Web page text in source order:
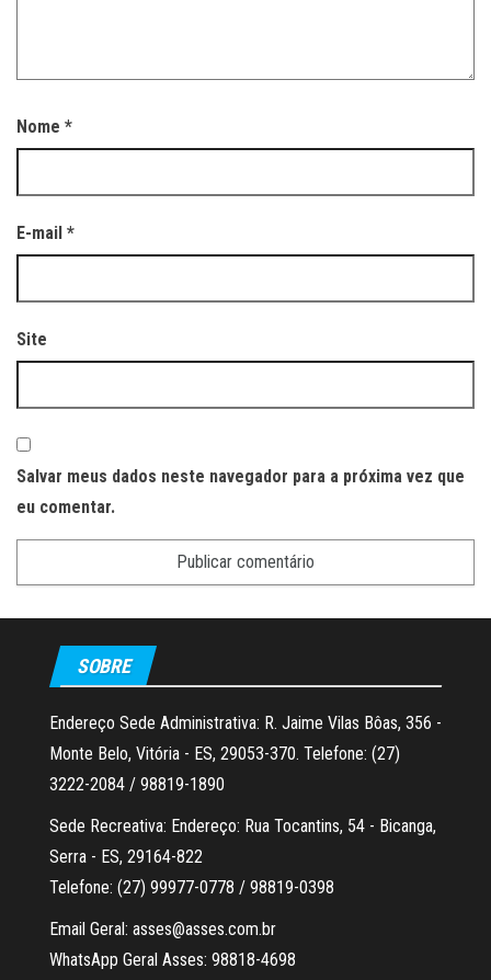
Nome *
E-mail *
Site
Salvar meus dados neste navegador para a próxima vez que
eu comentar.
SOBRE
Endereço Sede Administrativa: R. Jaime Vilas Bôas, 356 -
Monte Belo, Vitória - ES, 29053-370. Telefone: (27)
3222-2084 / 98819-1890
Sede Recreativa: Endereço: Rua Tocantins, 54 - Bicanga,
Serra - ES, 29164-822
Telefone: (27) 99977-0778 / 98819-0398
Email Geral: asses@asses.com.br
WhatsApp Geral Asses: 98818-4698